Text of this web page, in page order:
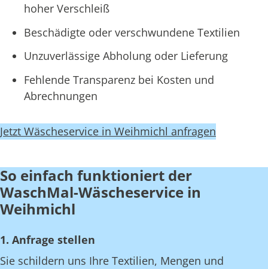
hoher Verschleiß
Beschädigte oder verschwundene Textilien
Unzuverlässige Abholung oder Lieferung
Fehlende Transparenz bei Kosten und
Abrechnungen
Jetzt Wäscheservice in Weihmichl anfragen
So einfach funktioniert der
WaschMal-Wäscheservice in
Weihmichl
1. Anfrage stellen
Sie schildern uns Ihre Textilien, Mengen und